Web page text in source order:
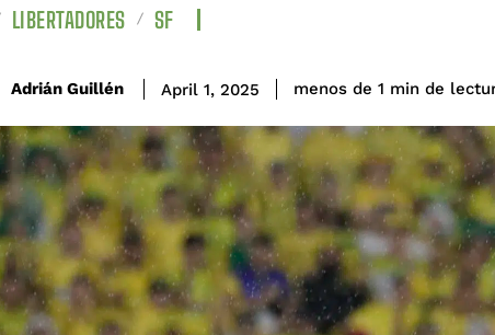
LIBERTADORES SF
Adrián Guillén April 1, 2025 menos de 1 min de